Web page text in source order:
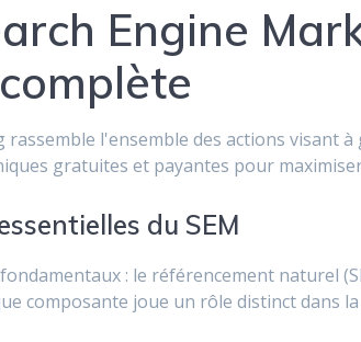
Engine
rassemble l'ensemble des actions visant
gratuites et payantes pour
du SEM
: le référencement naturel
composante joue un rôle distinct